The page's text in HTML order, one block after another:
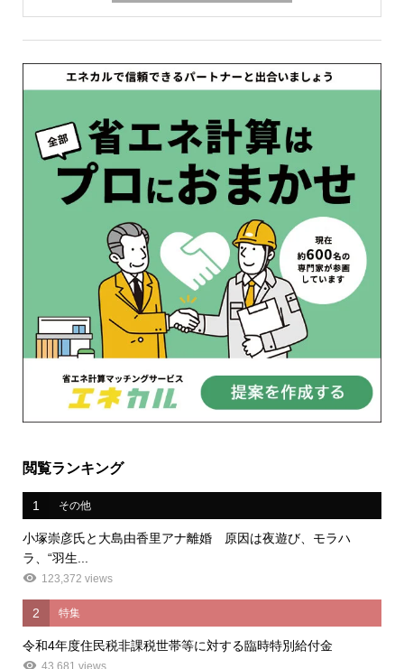
閲覧ランキング
1 その他
小塚崇彦氏と大島由香里アナ離婚 原因は夜遊び、モラハ
ラ、“羽生...
123,372 views
2 特集
令和4年度住民税非課税世帯等に対する臨時特別給付金